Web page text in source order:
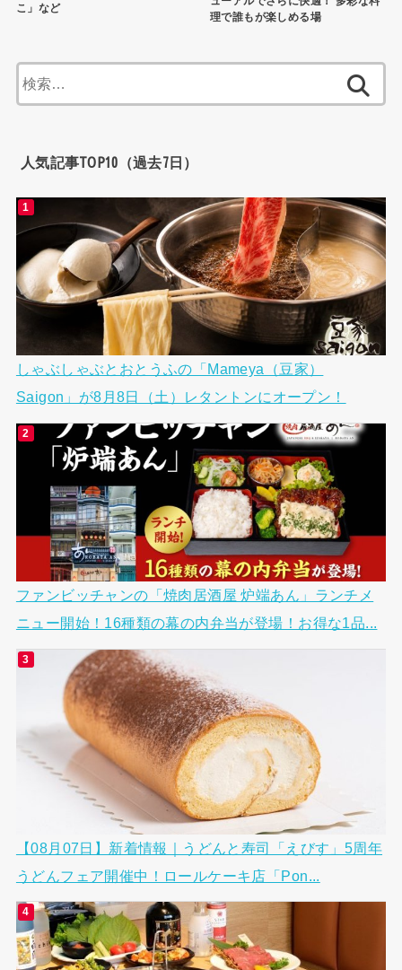
こ」など
理で誰もが楽しめる場
索:
人気記事TOP10（過去7日）
しゃぶしゃぶとおとうふの「Mameya（豆家）
Saigon」が8月8日（土）レタントンにオープン！
ファンビッチャンの「焼肉居酒屋 炉端あん」ランチメ
ニュー開始！16種類の幕の内弁当が登場！お得な1品...
【08月07日】新着情報｜うどんと寿司「えびす」5周年
うどんフェア開催中！ロールケーキ店「Pon...